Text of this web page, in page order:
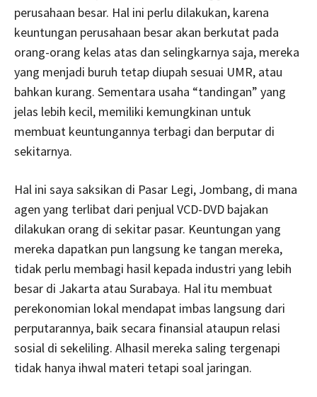
perusahaan besar. Hal ini perlu dilakukan, karena
keuntungan perusahaan besar akan berkutat pada
orang-orang kelas atas dan selingkarnya saja, mereka
yang menjadi buruh tetap diupah sesuai UMR, atau
bahkan kurang. Sementara usaha “tandingan” yang
jelas lebih kecil, memiliki kemungkinan untuk
membuat keuntungannya terbagi dan berputar di
sekitarnya.
Hal ini saya saksikan di Pasar Legi, Jombang, di mana
agen yang terlibat dari penjual VCD-DVD bajakan
dilakukan orang di sekitar pasar. Keuntungan yang
mereka dapatkan pun langsung ke tangan mereka,
tidak perlu membagi hasil kepada industri yang lebih
besar di Jakarta atau Surabaya. Hal itu membuat
perekonomian lokal mendapat imbas langsung dari
perputarannya, baik secara finansial ataupun relasi
sosial di sekeliling. Alhasil mereka saling tergenapi
tidak hanya ihwal materi tetapi soal jaringan.